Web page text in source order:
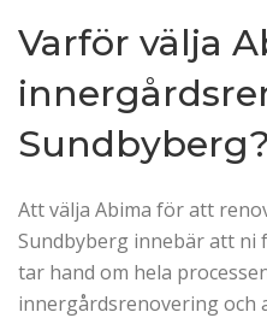
Varför välja
Sundbyberg?
Att välja Abima för att
Sundbyberg innebär att ni
tar hand om hela
innergårdsrenovering och